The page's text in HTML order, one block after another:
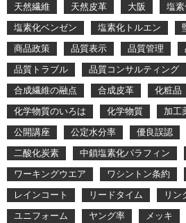
天然繊維
天然皮革 大阪
塩
塩素化ベンゼン
塩素化トルエン
商品政策
品質表示 品質管理
品質トラブル
品質コンサルティング
合成繊維の融点
合成皮革 化粧品
化学物質のいろは
化学物質 加工
公開講座
公定水分率 優良誤認
二酸化炭素
中鎖塩素化パラフィン
ワーキングウエア
ワシントン条約
レインコート
リードタイム
リン
ユニフォーム
ヤング率 メッキ